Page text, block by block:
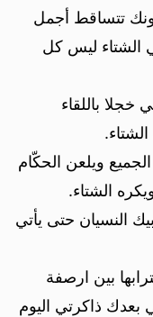
تتساقط أجمل
الشتاء ليس كل
خجلا باللقاء
ويلعن الحكّام
الشتاء.
النسيان حتى يأتي
بين ارصفة
بعدك ذاكرتي اليوم